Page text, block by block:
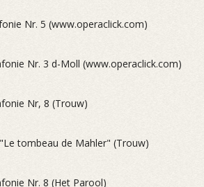
Nr. 5 (www.operaclick.com)
Nr. 3 d-Moll (www.operaclick.com)
Nr, 8 (Trouw)
tombeau de Mahler" (Trouw)
Nr. 8 (Het Parool)